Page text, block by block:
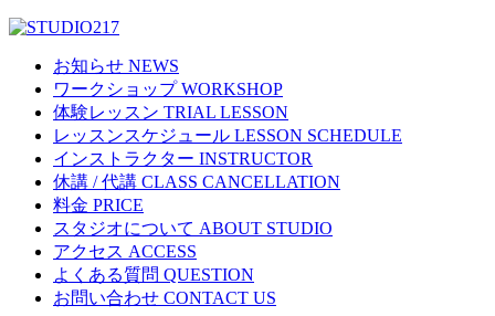
お知らせ NEWS
ワークショップ WORKSHOP
体験レッスン TRIAL LESSON
レッスンスケジュール LESSON SCHEDULE
インストラクター INSTRUCTOR
休講 / 代講 CLASS CANCELLATION
料金 PRICE
スタジオについて ABOUT STUDIO
アクセス ACCESS
よくある質問 QUESTION
お問い合わせ CONTACT US